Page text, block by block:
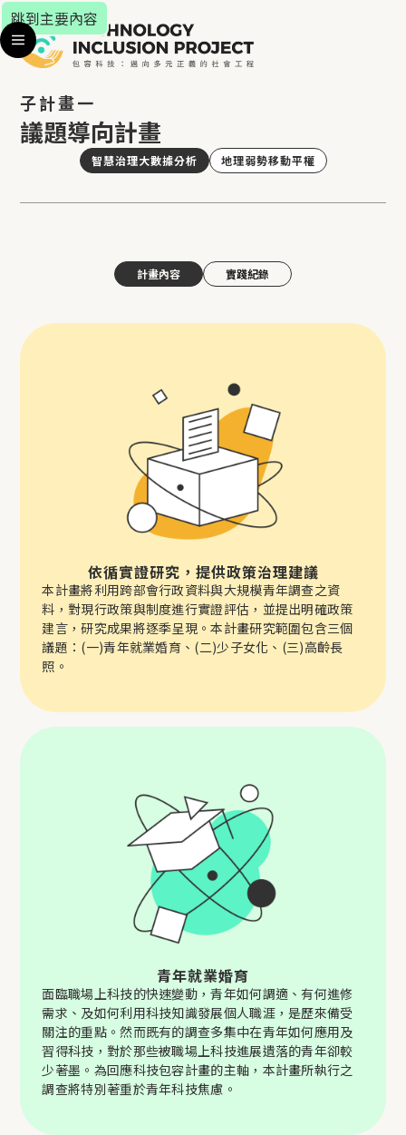
跳到主要內容
子計畫一
議題導向計畫
智慧治理大數據分析 地理弱勢移動平權
計畫內容 實踐紀錄
依循實證研究，提供政策治理建議
本計畫將利用跨部會行政資料與大規模青年調查之資
料，對現行政策與制度進行實證評估，並提出明確政策
建言，研究成果將逐季呈現。本計畫研究範圍包含三個
議題：(一)青年就業婚育、(二)少子女化、(三)高齡長
照。
青年就業婚育
面臨職場上科技的快速變動，青年如何調適、有何進修
需求、及如何利用科技知識發展個人職涯，是歷來備受
關注的重點。然而既有的調查多集中在青年如何應用及
習得科技，對於那些被職場上科技進展遺落的青年卻較
少著墨。為回應科技包容計畫的主軸，本計畫所執行之
調查將特別著重於青年科技焦慮。